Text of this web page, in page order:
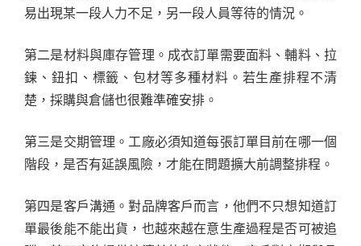
易出現某一段人力不足，另一段人員等待的情況。
第二是材料與庫存管理。成衣訂單需要面料、輔料、拉
鍊、鈕扣、標籤、包材等多種材料。若生產排程不清
楚，採購與倉儲也很難準確安排。
第三是交期管理。工廠必須知道每張訂單目前在哪一個
階段，是否有延誤風險，才能在問題擴大前調整排程。
第四是客戶溝通。對品牌客戶而言，他們不只想知道訂
單最後能不能出貨，也越來越在意生產過程是否可被追